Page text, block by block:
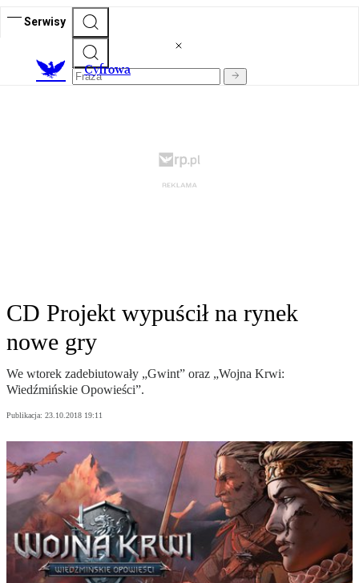
Serwisy
Cyfrowa
CD Projekt wypuścił na rynek
nowe gry
We wtorek zadebiutowały „Gwint” oraz „Wojna Krwi:
Wiedźmińskie Opowieści”.
Publikacja: 23.10.2018 19:11